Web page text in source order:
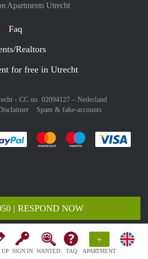
UP SIGN IN WANTED FAQ
+
APARTMENT
| RESPOND NOW
Apartments Utrecht
Faq
Realtors
for free in Utrecht
- CC no. 02094127 – Nederland
Spam & fake-accounts
Pay easily with :payment method
Pay easily with :payment
Pay easily with